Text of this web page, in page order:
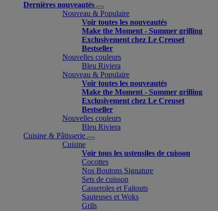
Dernières nouveautés
Nouveau & Populaire
Voir toutes les nouveautés
Make the Moment - Summer grilling
Exclusivement chez Le Creuset
Bestseller
Nouvelles couleurs
Bleu Riviera
Nouveau & Populaire
Voir toutes les nouveautés
Make the Moment - Summer grilling
Exclusivement chez Le Creuset
Bestseller
Nouvelles couleurs
Bleu Riviera
Cuisine & Pâtisserie
Cuisine
Voir tous les ustensiles de cuisson
Cocottes
Nos Boutons Signature
Sets de cuisson
Casseroles et Faitouts
Sauteuses et Woks
Grils